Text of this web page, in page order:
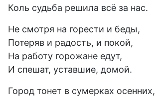
Коль судьба решила всё за нас.
Не смотря на горести и беды,
Потеряв и радость, и покой,
На работу горожане едут,
И спешат, уставшие, домой.
Город тонет в сумерках осенних,